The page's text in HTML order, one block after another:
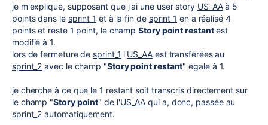
je m'explique, supposant que j'ai une user story US_AAà 5
points dans le sprint_1 et à la fin de sprint_1 en a réalisé 4
points et reste 1 point, le champStory point restantest
modifié à 1.
lors de fermeture de sprint_1 l'US_AAest transférées au
sprint_2 avec le champ "Story point restant" égale à 1.
je cherche à ce que le 1 restant soit transcris directement sur
le champ "Story point" de l'US_AA qui a, donc, passée au
sprint_2 automatiquement.